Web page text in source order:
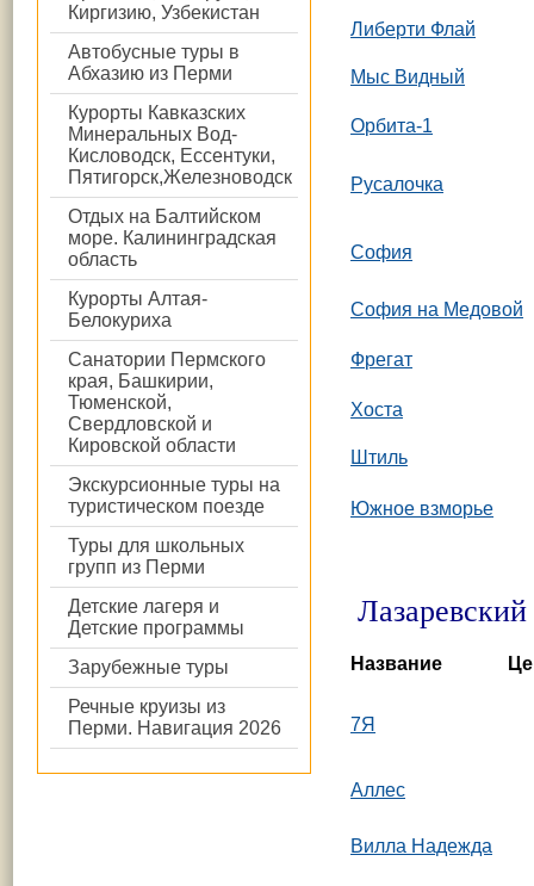
Киргизию, Узбекистан
Автобусные туры в
Абхазию из Перми
Курорты Кавказских
Минеральных Вод-
Кисловодск, Ессентуки,
Пятигорск,Железноводск
Отдых на Балтийском
море. Калининградская
область
Курорты Алтая-
Белокуриха
Санатории Пермского
края, Башкирии,
Тюменской,
Свердловской и
Кировской области
Экскурсионные туры на
туристическом поезде
Туры для школьных
групп из Перми
Детские лагеря и
Детские программы
Зарубежные туры
Речные круизы из
Перми. Навигация 2026
Либерти Флай
Мыс Видный
Орбита-1
Русалочка
София
София на Медовой
Фрегат
Хоста
Штиль
Южное взморье
Название
7Я
Аллес
Вилла Надежда